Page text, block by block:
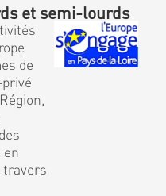
et semi-lourds
de
en
travers